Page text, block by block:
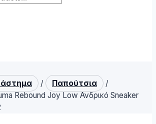
/ Παπούτσια
/
Rebound Joy Low Ανδρικό Sneaker